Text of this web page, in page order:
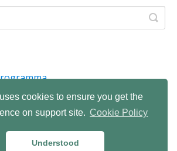
cookies to ensure you get the
on support site. Cookie Policy
Understood